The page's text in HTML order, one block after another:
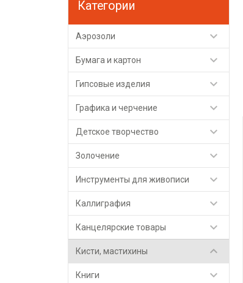
Категории
Аэрозоли 
Бумага и картон 
Гипсовые изделия 
Графика и черчение 
Детское творчество 
Золочение 
Инструменты для живописи 
Каллиграфия 
Канцелярские товары 
Кисти, мастихины 
Книги 